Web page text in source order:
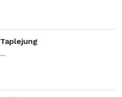
Taplejung
....